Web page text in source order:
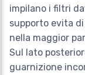
impilano i filtri
supporto evita
nella maggior
Sul lato
guarnizione